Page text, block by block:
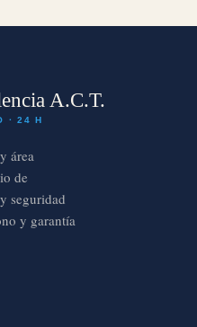
A.C.T.
· 24 H
área
de
seguridad
y garantía